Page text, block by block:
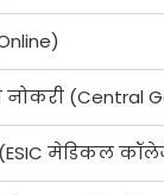
नोकरी (Central
मेडिकल